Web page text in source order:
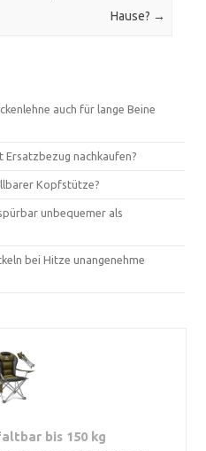
Hause? →
auch für lange Beine
Ersatzbezug nachkaufen?
Kopfstütze?
unbequemer als
bei Hitze unangenehme
bis 150 kg